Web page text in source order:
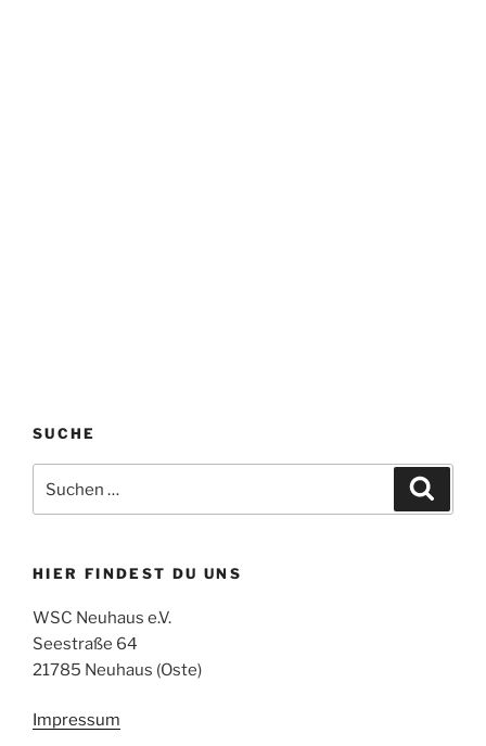
SUCHE
nach:
HIER FINDEST DU UNS
WSC Neuhaus e.V.
Seestraße 64
21785 Neuhaus (Oste)
Impressum